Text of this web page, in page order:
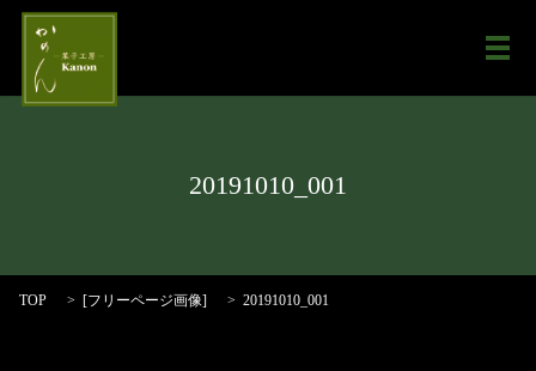
メ
20191010_001
TOP [フリーページ画像] 20191010_001